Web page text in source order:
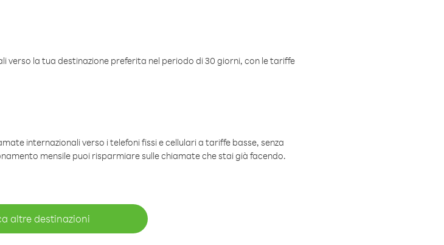
verso la tua destinazione preferita nel periodo di 30 giorni, con le tariffe
internazionali verso i telefoni fissi e cellulari a tariffe basse, senza
mensile puoi risparmiare sulle chiamate che stai già facendo.
altre destinazioni